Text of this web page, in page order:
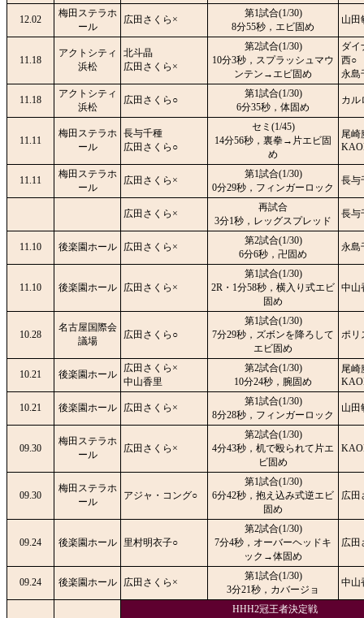
12.02
梅田ステラホ
ール
広田さくら×
第1試合(1/30)
8分55秒，エビ固め
山田
11.18
アクトシティ
浜松
北斗晶
広田さくら×
第2試合(1/30)
10分3秒，スプラッシュマウ
ンテン→エビ固め
ダイ
西○
永島
11.18
アクトシティ
浜松
広田さくら○
第1試合(1/30)
6分35秒，体固め
カル
11.11
梅田ステラホ
ール
長与千種
広田さくら○
セミ(1/45)
14分56秒，裏拳→片エビ固
め
尾崎
11.11
梅田ステラホ
ール
広田さくら×
第1試合(1/30)
0分29秒，フィンガーロック
長与
広田さくら×
再試合
3分1秒，レッグスプレッド
長与
11.10 後楽園ホール 広田さくら×
第2試合(1/30)
6分6秒，卍固め
永島
11.10 後楽園ホール 広田さくら×
第1試合(1/30)
2R・1分58秒，横入り式エビ
固め
中山
10.28
名古屋国際会
議場
広田さくら○
第1試合(1/30)
7分29秒，ズボンを降ろして
エビ固め
ポリ
10.21 後楽園ホール
広田さくら×
中山香里
第2試合(1/30)
10分24秒，腕固め
尾崎
10.21 後楽園ホール 広田さくら×
第1試合(1/30)
8分28秒，フィンガーロック
山田
09.30
梅田ステラホ
ール
広田さくら×
第2試合(1/30)
4分43秒，机で殴られて片エ
ビ固め
09.30
梅田ステラホ
ール
アジャ・コング○
第1試合(1/30)
6分42秒，抱え込み式逆エビ
固め
広田
09.24 後楽園ホール 里村明衣子○
第2試合(1/30)
7分4秒，オーバーヘッドキ
ック→体固め
広田
09.24 後楽園ホール 広田さくら×
第1試合(1/30)
3分21秒，カバージョ
中山
HHH2冠王者決定戦